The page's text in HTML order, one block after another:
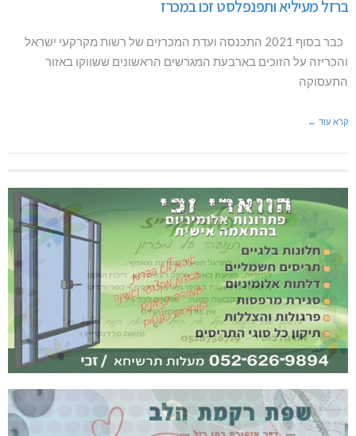
ברזל מעיליא ותפנפלסט זכו במכרז
כבר בסוף 2021 התכנסה ועדת המכרזים של רשות מקרקעי ישראל
והכריזה על הזוכים בארבעת המגרשים הראשונים ששווקו באזור
התעסוקה
קרא עוד ←